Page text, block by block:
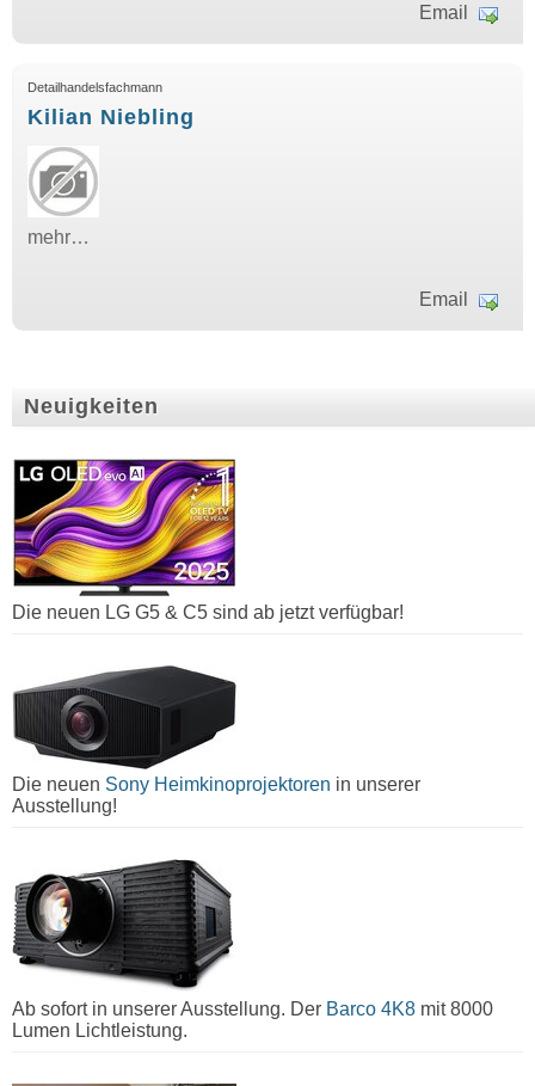
Email
Detailhandelsfachmann
Kilian Niebling
mehr…
Email
Neuigkeiten
Die neuen LG G5 & C5 sind ab jetzt verfügbar!
Die neuen Sony Heimkinoprojektoren in unserer
Ausstellung!
Ab sofort in unserer Ausstellung. Der Barco 4K8 mit 8000
Lumen Lichtleistung.